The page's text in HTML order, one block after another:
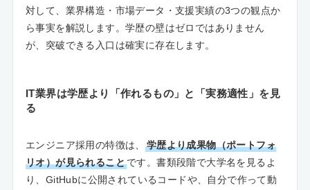
対して、業界構造・市場データ・支援実績の3つの観点か
ら事実を解説します。学歴の壁はゼロではありません
が、突破できる入口は確実に存在します。
IT業界は学歴より「作れるもの」と「実務適性」を見
る
エンジニア採用の特徴は、
学歴より成果物（ポートフォ
リオ）が見られることです。書類段階で大学名を見るよ
り、GitHubに公開されているコードや、自分で作って動